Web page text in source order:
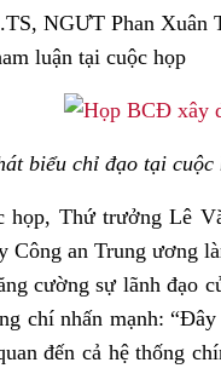
NGƯT Phan
luận tại cuộc họp
biểu chỉ đạo tại cuộc
họp, Thứ trưởng Lê
Công an Trung ương
cường sự lãnh đạo
chí nhấn mạnh:
đến cả hệ thống